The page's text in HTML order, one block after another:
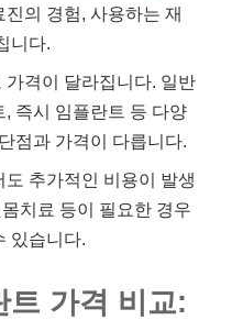
의 경험, 사용하는 재
니다.
가격이 달라집니다. 일반
즉시 임플란트 등 다양
점과 가격이 다릅니다.
도 추가적인 비용이 발생
치료 등이 필요한 경우
있습니다.
트 가격 비교: